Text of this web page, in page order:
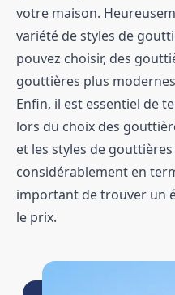
votre maison.
variété de styles de
pouvez choisir, des
gouttières plus
Enfin, il est essentiel de
lors du choix des
et les styles de
considérablement en
important de trouver un
le prix.